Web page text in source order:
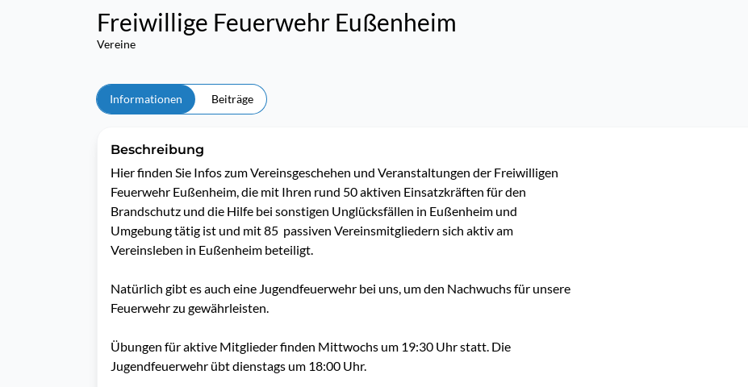
Freiwillige Feuerwehr Eußenheim
Vereine
Informationen Beiträge
Beschreibung
Hier finden Sie Infos zum Vereinsgeschehen und Veranstaltungen der Freiwilligen
Feuerwehr Eußenheim, die mit Ihren rund 50 aktiven Einsatzkräften für den
Brandschutz und die Hilfe bei sonstigen Unglücksfällen in Eußenheim und
Umgebung tätig ist und mit 85  passiven Vereinsmitgliedern sich aktiv am
Vereinsleben in Eußenheim beteiligt.
Natürlich gibt es auch eine Jugendfeuerwehr bei uns, um den Nachwuchs für unsere
Feuerwehr zu gewährleisten.
Übungen für aktive Mitglieder finden Mittwochs um 19:30 Uhr statt. Die
Jugendfeuerwehr übt dienstags um 18:00 Uhr.